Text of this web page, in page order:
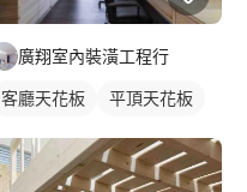
廣翔室內裝潢工程行
客廳天花板 平頂天花板